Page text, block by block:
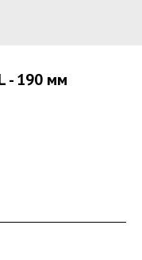
- 190 мм